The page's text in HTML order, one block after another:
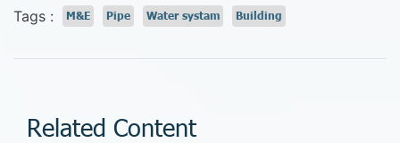
Tags : M&E Pipe Water systam Building
Related Content